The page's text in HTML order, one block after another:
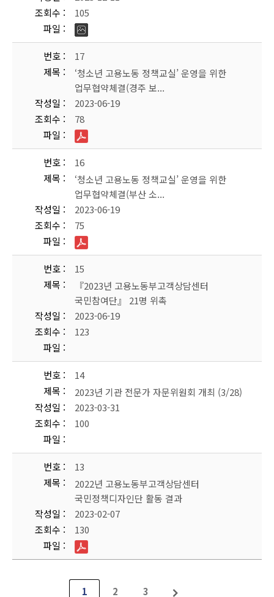
조회수
105
파일
번호
17
제목
‘청소년 고용노동 정책교실’ 운영을 위한
업무협약체결(경주 보...
작성일
2023-06-19
조회수
78
파일
번호
16
제목
‘청소년 고용노동 정책교실’ 운영을 위한
업무협약체결(부산 소...
작성일
2023-06-19
조회수
75
파일
번호
15
제목
『2023년 고용노동부고객상담센터
국민참여단』 21명 위촉
작성일
2023-06-19
조회수
123
파일
번호
14
제목
2023년 기관 전문가 자문위원회 개최 (3/28)
작성일
2023-03-31
조회수
100
파일
번호
13
제목
2022년 고용노동부고객상담센터
국민정책디자인단 활동 결과
작성일
2023-02-07
조회수
130
파일
1 2 3